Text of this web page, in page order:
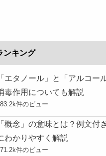
ンキング
「エタノール」と「アルコー
毒作用についても解説
件のビュー
「概念」の意味とは？例文付
わかりやすく解説
件のビュー